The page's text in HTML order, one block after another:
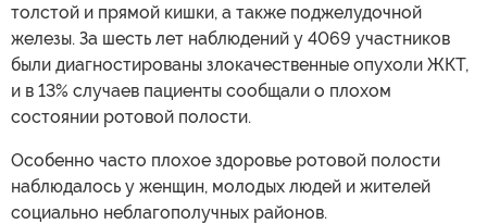
толстой и прямой кишки, а также поджелудочной
железы. За шесть лет наблюдений у 4069 участников
были диагностированы злокачественные опухоли ЖКТ,
и в 13% случаев пациенты сообщали о плохом
состоянии ротовой полости.
Особенно часто плохое здоровье ротовой полости
наблюдалось у женщин, молодых людей и жителей
социально неблагополучных районов.